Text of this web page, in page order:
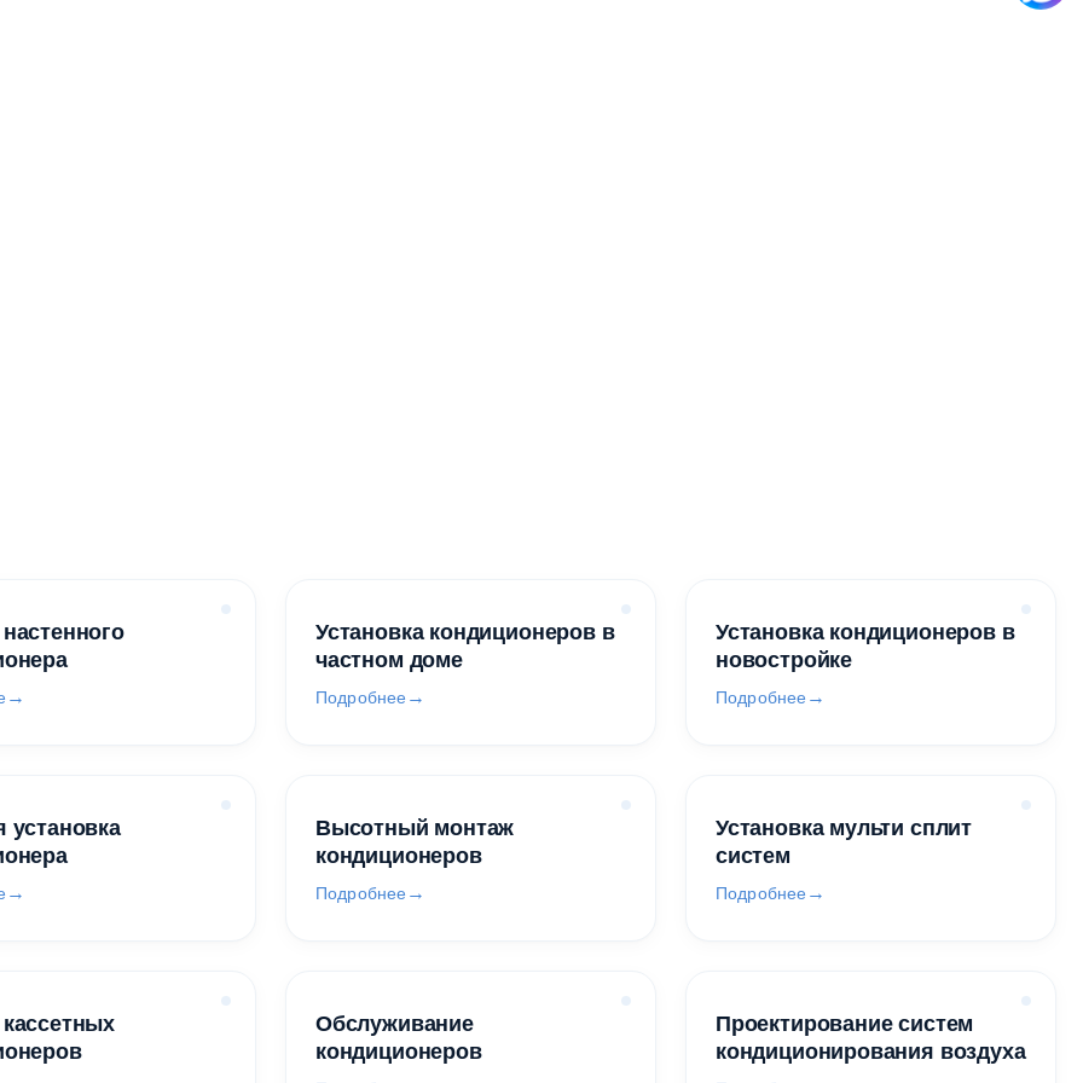
Установка кондиционеров в
частном доме
Подробнее
Установка кондиционеров в
новостройке
Подробнее
установка
Высотный монтаж
кондиционеров
Подробнее
Установка мульти сплит
систем
Подробнее
Обслуживание
кондиционеров
Проектирование систем
кондиционирования воздуха